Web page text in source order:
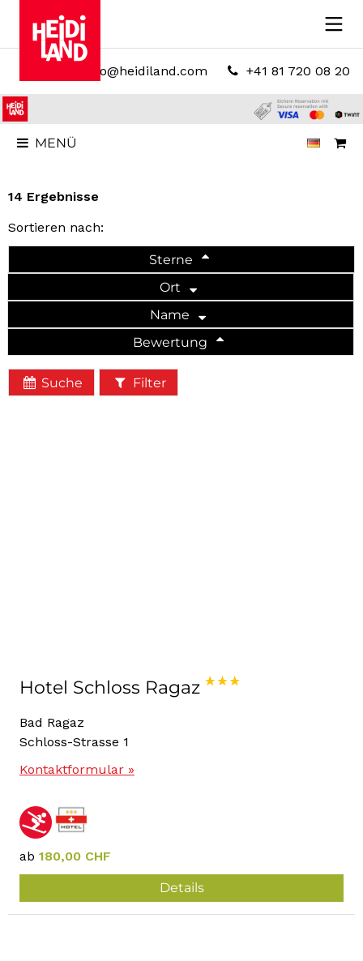
info@heidiland.com +41 81 720 08 20
MENÜ
14 Ergebnisse
Sortieren nach:
Sterne
Ort
Name
Bewertung
Suche Filter
Hotel Schloss Ragaz
Bad Ragaz
Schloss-Strasse 1
Kontaktformular »
ab 180,00 CHF
Details